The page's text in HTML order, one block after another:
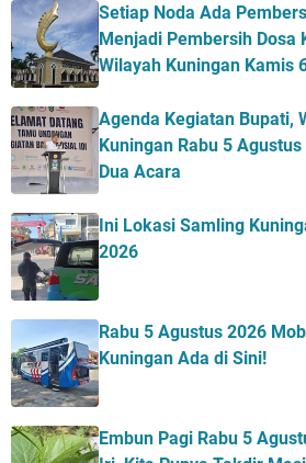
Setiap Noda Ada
Menjadi Pembersih Dosa
Wilayah Kuningan Kamis
Agenda Kegiatan Bupati,
Kuningan Rabu 5
Dua Acara
Ini Lokasi Samling
2026
Rabu 5 Agustus 2026
Kuningan Ada di Sini!
Embun Pagi Rabu 5